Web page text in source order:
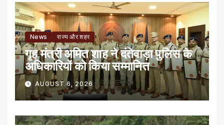
News राज्य और शहर
गृह मंत्री अमित शाह ने दंतेवाड़ा पुलिस के
अधिकारियों को किया सम्मानित
AUGUST 6, 2026